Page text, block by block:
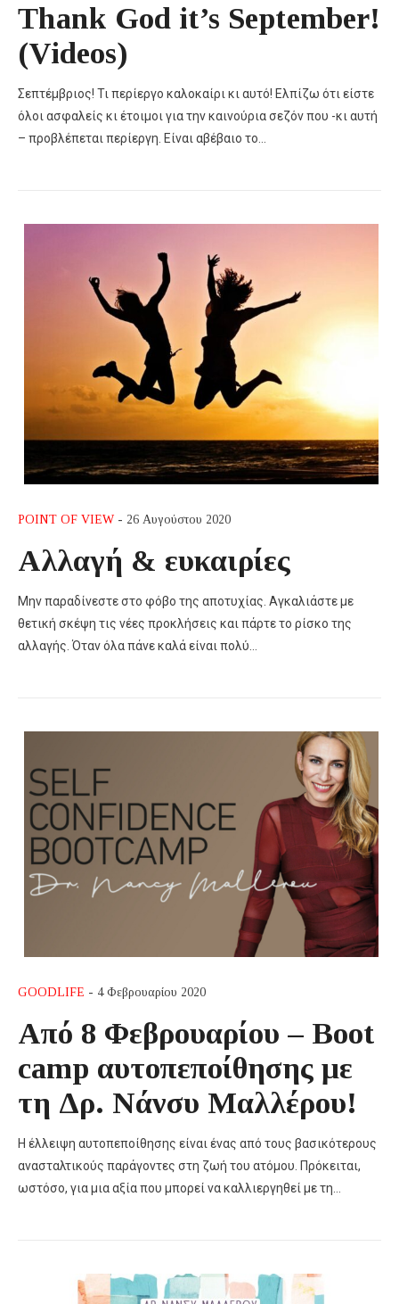
Thank God it’s September!
(Videos)
Σεπτέμβριος! Τι περίεργο καλοκαίρι κι αυτό! Ελπίζω ότι είστε
όλοι ασφαλείς κι έτοιμοι για την καινούρια σεζόν που -κι αυτή
– προβλέπεται περίεργη. Είναι αβέβαιο το…
POINT OF VIEW - 26 Αυγούστου 2020
Αλλαγή & ευκαιρίες
Μην παραδίνεστε στο φόβο της αποτυχίας. Αγκαλιάστε με
θετική σκέψη τις νέες προκλήσεις και πάρτε το ρίσκο της
αλλαγής. Όταν όλα πάνε καλά είναι πολύ…
GOODLIFE - 4 Φεβρουαρίου 2020
Από 8 Φεβρουαρίου – Boot
camp αυτοπεποίθησης με
τη Δρ. Νάνσυ Μαλλέρου!
Η έλλειψη αυτοπεποίθησης είναι ένας από τους βασικότερους
ανασταλτικούς παράγοντες στη ζωή του ατόμου. Πρόκειται,
ωστόσο, για μια αξία που μπορεί να καλλιεργηθεί με τη…